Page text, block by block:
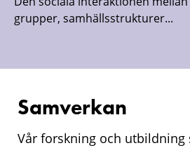
grupper, samhällsstrukturer...
Samverkan
Vår forskning och utbildning